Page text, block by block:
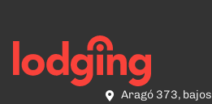
Aragó 373, bajos